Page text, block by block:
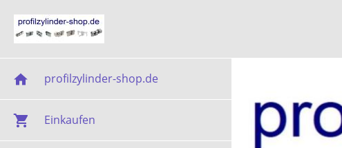
profilzylinder-shop.de
Einkaufen